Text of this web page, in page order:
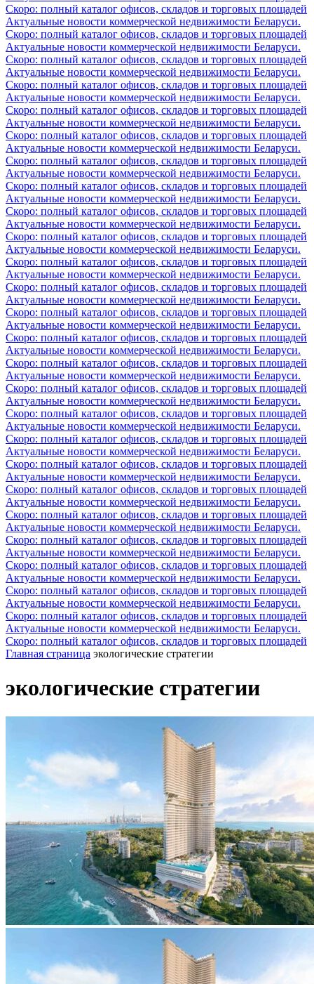
Скоро: полный каталог офисов, складов и торговых площадей
Актуальные новости коммерческой недвижимости Беларуси.
Скоро: полный каталог офисов, складов и торговых площадей
Актуальные новости коммерческой недвижимости Беларуси.
Скоро: полный каталог офисов, складов и торговых площадей
Актуальные новости коммерческой недвижимости Беларуси.
Скоро: полный каталог офисов, складов и торговых площадей
Актуальные новости коммерческой недвижимости Беларуси.
Скоро: полный каталог офисов, складов и торговых площадей
Актуальные новости коммерческой недвижимости Беларуси.
Скоро: полный каталог офисов, складов и торговых площадей
Актуальные новости коммерческой недвижимости Беларуси.
Скоро: полный каталог офисов, складов и торговых площадей
Актуальные новости коммерческой недвижимости Беларуси.
Скоро: полный каталог офисов, складов и торговых площадей
Актуальные новости коммерческой недвижимости Беларуси.
Скоро: полный каталог офисов, складов и торговых площадей
Актуальные новости коммерческой недвижимости Беларуси.
Скоро: полный каталог офисов, складов и торговых площадей
Актуальные новости коммерческой недвижимости Беларуси.
Скоро: полный каталог офисов, складов и торговых площадей
Актуальные новости коммерческой недвижимости Беларуси.
Скоро: полный каталог офисов, складов и торговых площадей
Актуальные новости коммерческой недвижимости Беларуси.
Скоро: полный каталог офисов, складов и торговых площадей
Актуальные новости коммерческой недвижимости Беларуси.
Скоро: полный каталог офисов, складов и торговых площадей
Актуальные новости коммерческой недвижимости Беларуси.
Скоро: полный каталог офисов, складов и торговых площадей
Актуальные новости коммерческой недвижимости Беларуси.
Скоро: полный каталог офисов, складов и торговых площадей
Актуальные новости коммерческой недвижимости Беларуси.
Скоро: полный каталог офисов, складов и торговых площадей
Актуальные новости коммерческой недвижимости Беларуси.
Скоро: полный каталог офисов, складов и торговых площадей
Актуальные новости коммерческой недвижимости Беларуси.
Скоро: полный каталог офисов, складов и торговых площадей
Актуальные новости коммерческой недвижимости Беларуси.
Скоро: полный каталог офисов, складов и торговых площадей
Актуальные новости коммерческой недвижимости Беларуси.
Скоро: полный каталог офисов, складов и торговых площадей
Актуальные новости коммерческой недвижимости Беларуси.
Скоро: полный каталог офисов, складов и торговых площадей
Актуальные новости коммерческой недвижимости Беларуси.
Скоро: полный каталог офисов, складов и торговых площадей
Актуальные новости коммерческой недвижимости Беларуси.
Скоро: полный каталог офисов, складов и торговых площадей
Актуальные новости коммерческой недвижимости Беларуси.
Скоро: полный каталог офисов, складов и торговых площадей
Актуальные новости коммерческой недвижимости Беларуси.
Скоро: полный каталог офисов, складов и торговых площадей
Главная страница экологические стратегии
экологические стратегии